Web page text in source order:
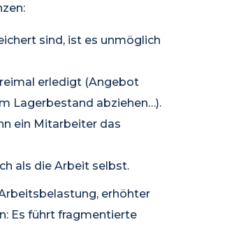
sind, ist es unmöglich
erledigt (Angebot
Lagerbestand abziehen…).
ein Mitarbeiter das
als die Arbeit selbst.
erhöhter
Es führt fragmentierte